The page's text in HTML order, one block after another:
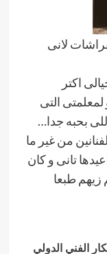
لانى
اكتر
لمعلمتى التى
بحبه جدا…
من غير ما
تانى و كان
طبعا
الفني الدولي